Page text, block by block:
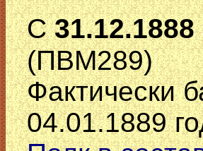
С31.12.1888
(ПВМ289)
Фактически
04.01.1889